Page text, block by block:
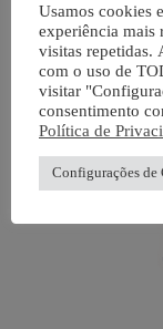
Usamos cookies
experiência mais
visitas repetidas.
com o uso de
visitar
consentimento
Política de
Configurações de